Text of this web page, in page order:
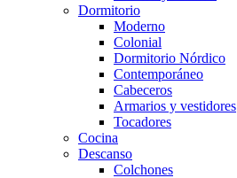
Dormitorio
Moderno
Colonial
Dormitorio Nórdico
Contemporáneo
Cabeceros
Armarios y vestidores
Tocadores
Cocina
Descanso
Colchones